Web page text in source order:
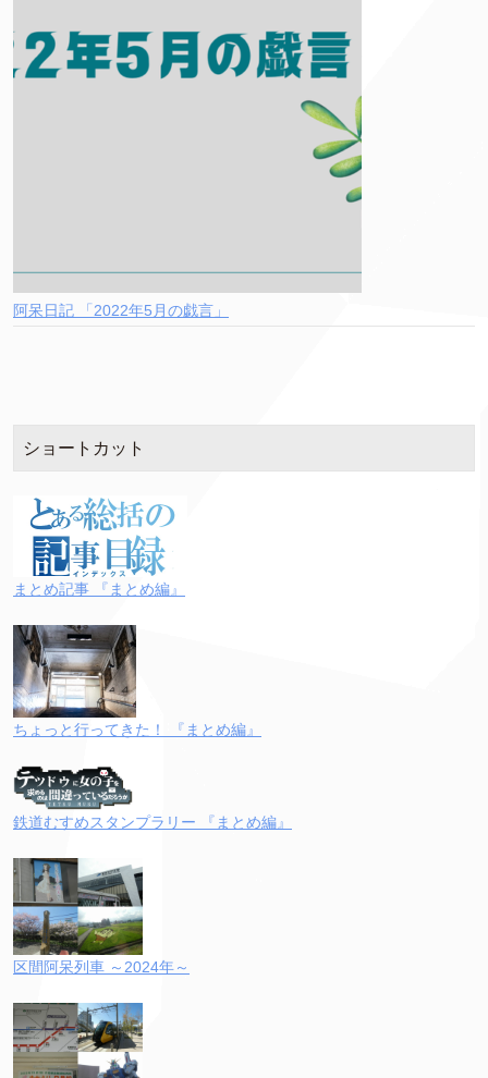
阿呆日記 「2022年5月の戯言」
ショートカット
まとめ記事 『まとめ編』
ちょっと行ってきた！ 『まとめ編』
鉄道むすめスタンプラリー 『まとめ編』
区間阿呆列車 ～2024年～